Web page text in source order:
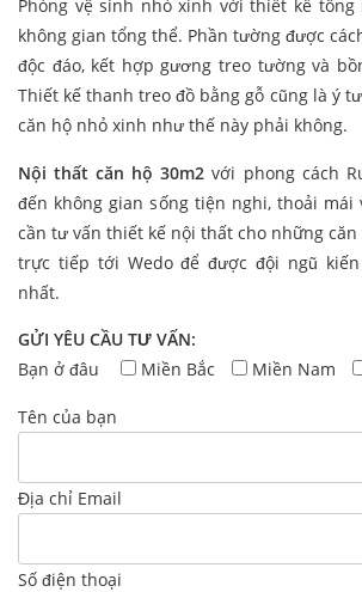
Phòng vệ sinh nhỏ xinh với thiết kế
không gian tổng thể. Phần tường được
độc đáo, kết hợp gương treo tường và
Thiết kế thanh treo đồ bằng gỗ cũng là ý
căn hộ nhỏ xinh như thế này phải không.
Nội thất căn hộ 30m2 với phong cách
đến không gian sống tiện nghi, thoải mái
cần tư vấn thiết kế nội thất cho những
trực tiếp tới Wedo để được đội ngũ
nhất.
GỬI YÊU CẦU TƯ VẤN:
Bạn ở đâu
Miền Bắc Miền Nam
Tên của bạn
Địa chỉ Email
Số điện thoại